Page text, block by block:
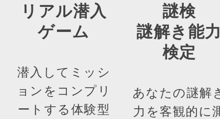
リアル潜入
ゲーム
潜入してミッシ
ョンをコンプリ
ートする体験型
謎検
謎解き能
検定
あなたの謎解
力を客観的に